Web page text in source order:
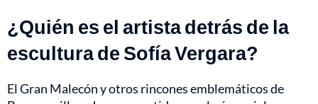
¿Quién es el artista detrás de la
escultura de Sofía Vergara?
El Gran Malecón y otros rincones emblemáticos de